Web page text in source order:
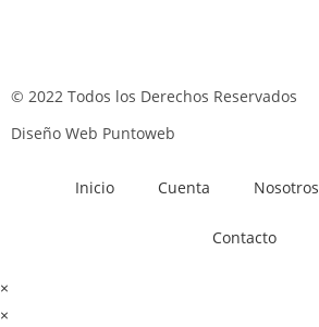
© 2022 Todos los Derechos Reservados
Diseño Web Puntoweb
Inicio Cuenta Nosotros
Contacto
×
×